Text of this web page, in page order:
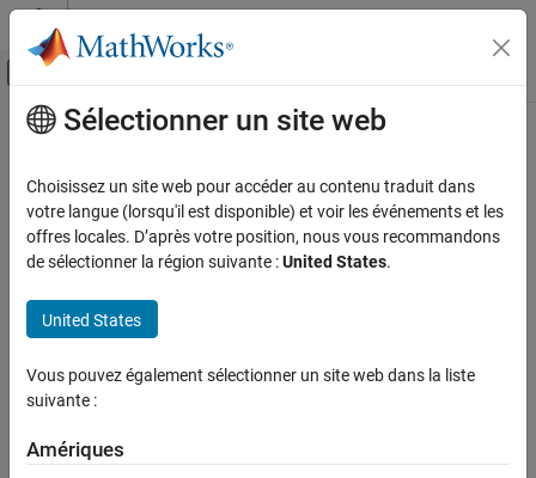
Passer au contenu
Activer/désactiver l'affichage du menu
Accueil de la documentation
FPGA, ASIC, and SoC Development
HDL Verifier
Transaction Level Model Generation
Contenu principal
TLM Component Generation
Workflow
The following workflow lists the steps required to generate a TLM
component using HDL Verifier™ software:
Develop algorithm in Simulink
Select TLM Generator System Target
Select TLM Mapping Options
Sélectionner un site web
Choisissez un site web pour accéder au contenu traduit dans
votre langue (lorsqu'il est disponible) et voir les événements et les
offres locales. D’après votre position, nous vous recommandons
de sélectionner la région suivante :United States.
United States
Vous pouvez également sélectionner un site web dans la liste
suivante :
Amériques